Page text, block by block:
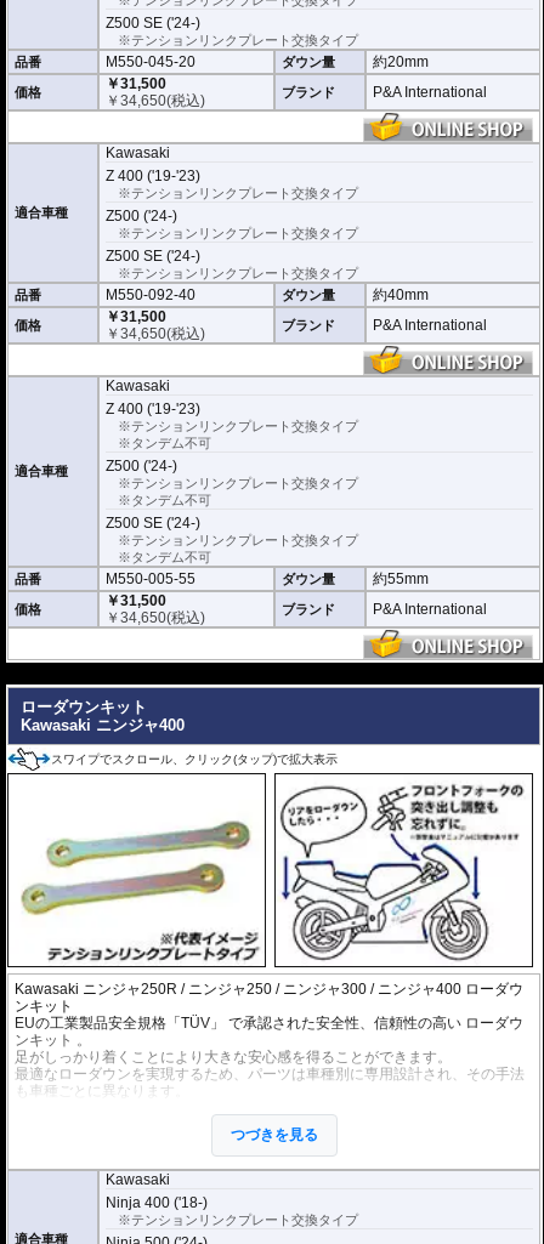
Z500 SE ('24-)
※テンションリンクプレート交換タイプ
品番
M550-045-20 ダウン量 約20mm
価格
￥31,500
￥34,650(税込) ブランド P&A International
適合車種
Kawasaki
Z 400 ('19-'23)
※テンションリンクプレート交換タイプ
Z500 ('24-)
※テンションリンクプレート交換タイプ
Z500 SE ('24-)
※テンションリンクプレート交換タイプ
品番
M550-092-40 ダウン量 約40mm
価格
￥31,500
￥34,650(税込) ブランド P&A International
適合車種
Kawasaki
Z 400 ('19-'23)
※テンションリンクプレート交換タイプ
※タンデム不可
Z500 ('24-)
※テンションリンクプレート交換タイプ
※タンデム不可
Z500 SE ('24-)
※テンションリンクプレート交換タイプ
※タンデム不可
品番
M550-005-55 ダウン量 約55mm
価格
￥31,500
￥34,650(税込) ブランド P&A International
ローダウンキット
Kawasaki ニンジャ400
スワイプでスクロール、クリック(タップ)で拡大表示
Kawasaki ニンジャ250R / ニンジャ250 / ニンジャ300 / ニンジャ400 ローダウ
ンキット
EUの工業製品安全規格「TÜV」 で承認された安全性、信頼性の高い ローダウ
ンキット 。
足がしっかり着くことにより大きな安心感を得ることができます。
最適なローダウンを実現するため、パーツは車種別に専用設計され、その手法
も車種ごとに異なります。
※ローダウンすることにより、サイドスタンドを必要に応じて短くすることを
お勧めいたします。(ショートサイドスタンドはお客様にてご用意ください。)
※ダウンする高さによっては、センタースタンドが使用できない、または、取
り外さなくてはいけない場合があります。
※フロントフォークの突き出し量を合わせて調整することをお勧めします。(調
つづきを見る
適合車種
Kawasaki
Ninja 400 ('18-)
※テンションリンクプレート交換タイプ